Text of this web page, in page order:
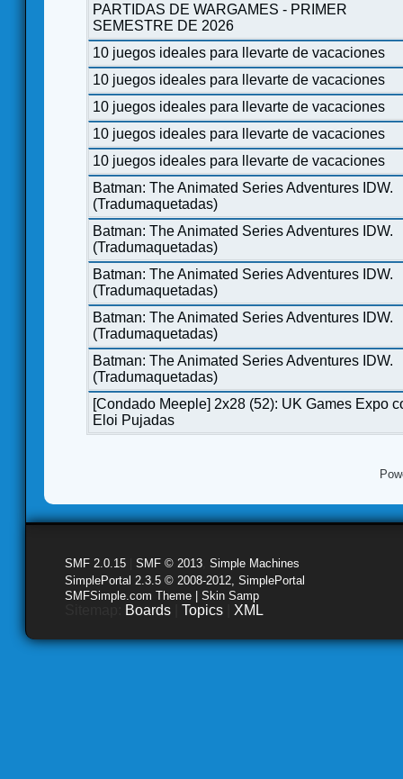
PARTIDAS DE WARGAMES - PRIMER
SEMESTRE DE 2026
10 juegos ideales para llevarte de vacaciones
10 juegos ideales para llevarte de vacaciones
10 juegos ideales para llevarte de vacaciones
10 juegos ideales para llevarte de vacaciones
10 juegos ideales para llevarte de vacaciones
Batman: The Animated Series Adventures IDW.
(Tradumaquetadas)
Batman: The Animated Series Adventures IDW.
(Tradumaquetadas)
Batman: The Animated Series Adventures IDW.
(Tradumaquetadas)
Batman: The Animated Series Adventures IDW.
(Tradumaquetadas)
Batman: The Animated Series Adventures IDW.
(Tradumaquetadas)
[Condado Meeple] 2x28 (52): UK Games Expo
Eloi Pujadas
SMF 2.0.15 SMF © 2013 Simple Machines
SimplePortal 2.3.5 © 2008-2012, SimplePortal
SMFSimple.com Theme | Skin Samp
Boards Topics XML